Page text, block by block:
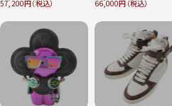
×ホワイト S
57,200 66,000